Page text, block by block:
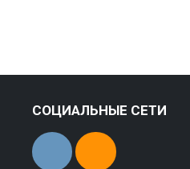
СОЦИАЛЬНЫЕ СЕТИ